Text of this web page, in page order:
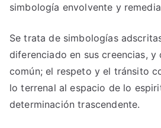
simbología envolvente y
Se trata de simbologías
diferenciado en sus creencias, y
común; el respeto y el tránsito
lo terrenal al espacio de lo
determinación trascendente.